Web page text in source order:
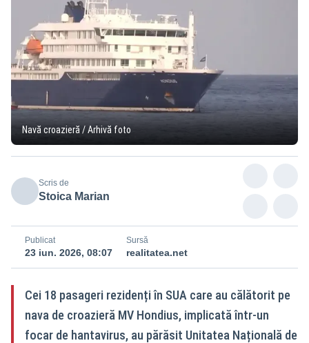
Navă croazieră / Arhivă foto
Scris de
Stoica Marian
Publicat
23 iun. 2026, 08:07
Sursă
realitatea.net
Cei 18 pasageri rezidenți în SUA care au călătorit pe
nava de croazieră MV Hondius, implicată într-un
focar de hantavirus, au părăsit Unitatea Națională de